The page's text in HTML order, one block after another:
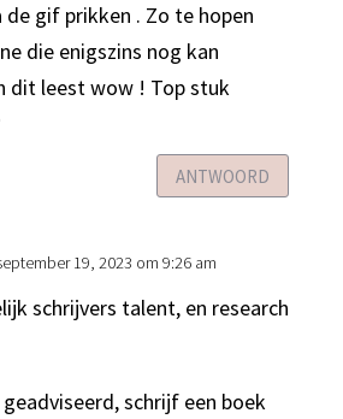
de gif prikken . Zo te hopen
die enigszins nog kan
dit leest wow ! Top stuk
ANTWOORD
19, 2023 om 9:26 am
schrijvers talent, en research
schrijf een boek